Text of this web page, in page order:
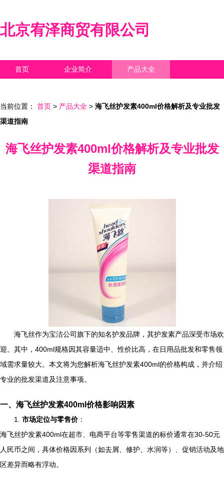
北京宥泽商贸有限公司
首页 企业简介 产品大全
当前位置： 首页 > 产品大全 > 海飞丝护发素400ml价格解析及专业批发
渠道指南
海飞丝护发素400ml价格解析及专业批发
渠道指南
海飞丝作为宝洁公司旗下的知名护发品牌，其护发素产品深受市场欢
迎。其中，400ml规格因其容量适中、性价比高，在日用品批发和零售领
域需求量较大。本文将为您解析海飞丝护发素400ml的价格构成，并介绍
专业的批发渠道及注意事项。
一、海飞丝护发素400ml价格影响因素
1. 市场定位与零售价：
海飞丝护发素400ml在超市、电商平台等零售渠道的标价通常在30-50元
人民币之间，具体价格因系列（如去屑、修护、水润等）、促销活动及地
区差异而略有浮动。